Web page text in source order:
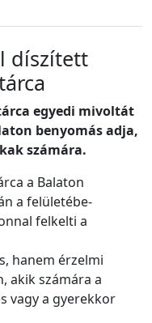
díszített
egyedi mivoltát
benyomás adja,
számára.
a Balaton
a felületébe-
felkelti a
hanem érzelmi
akik számára a
vagy a gyerekkor